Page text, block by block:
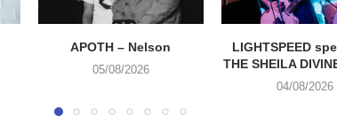
APOTH – Nelson
05/08/2026
LIGHTSPEED
THE SHEILA
04/08/2026